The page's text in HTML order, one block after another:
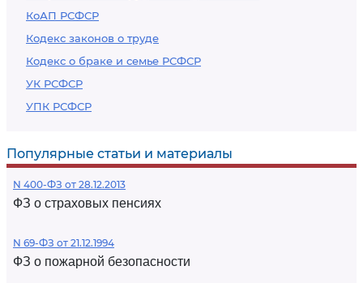
КоАП РСФСР
Кодекс законов о труде
Кодекс о браке и семье РСФСР
УК РСФСР
УПК РСФСР
Популярные статьи и материалы
N 400-ФЗ от 28.12.2013
ФЗ о страховых пенсиях
N 69-ФЗ от 21.12.1994
ФЗ о пожарной безопасности